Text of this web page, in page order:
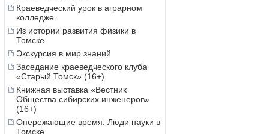
Краеведческий урок в аграрном
колледже
Из истории развития физики в
Томске
Экскурсия в мир знаний
Заседание краеведческого клуба
«Старый Томск» (16+)
Книжная выставка «Вестник
Общества сибирских инженеров»
(16+)
Опережающие время. Люди науки в
Томске